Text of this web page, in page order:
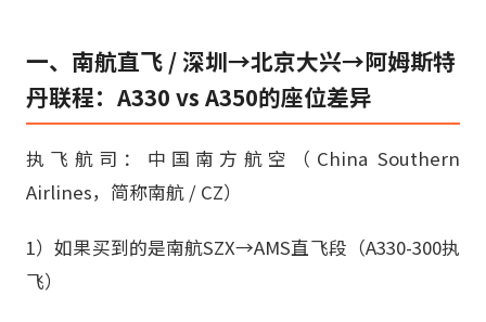
一、南航直飞 / 深圳→北京大兴→阿姆斯特
丹联程：A330 vs A350的座位差异
执飞航司：中国南方航空（China Southern
Airlines，简称南航 / CZ）
1）如果买到的是南航SZX→AMS直飞段（A330-300执
飞）